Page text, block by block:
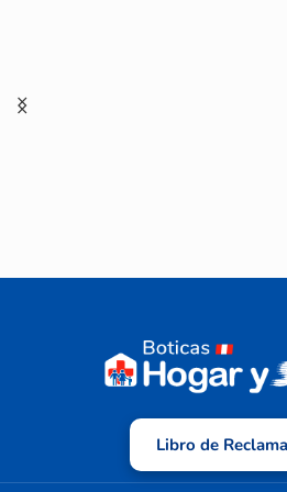
Libro de